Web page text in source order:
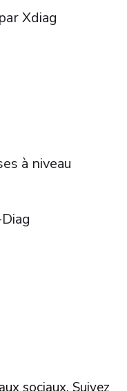
Xdiag
à niveau
sociaux. Suivez